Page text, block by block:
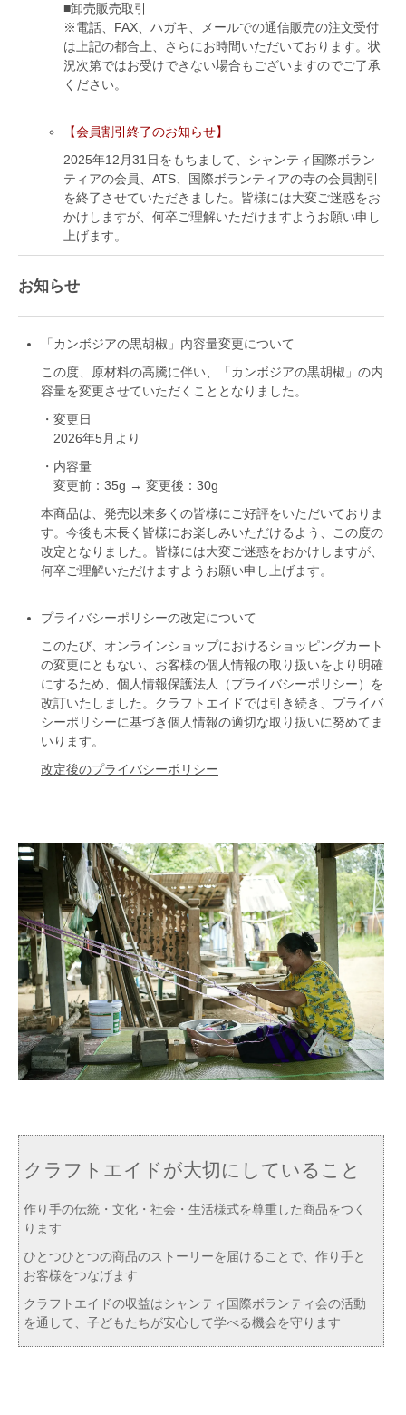
■卸売販売取引
※電話、FAX、ハガキ、メールでの通信販売の注文受付
は上記の都合上、さらにお時間いただいております。状
況次第ではお受けできない場合もございますのでご了承
ください。
【会員割引終了のお知らせ】
2025年12月31日をもちまして、シャンティ国際ボラン
ティアの会員、ATS、国際ボランティアの寺の会員割引
を終了させていただきました。皆様には大変ご迷惑をお
かけしますが、何卒ご理解いただけますようお願い申し
上げます。
お知らせ
「カンボジアの黒胡椒」内容量変更について
この度、原材料の高騰に伴い、「カンボジアの黒胡椒」の内
容量を変更させていただくこととなりました。
・変更日
2026年5月より
・内容量
変更前：35g → 変更後：30g
本商品は、発売以来多くの皆様にご好評をいただいておりま
す。今後も末長く皆様にお楽しみいただけるよう、この度の
改定となりました。皆様には大変ご迷惑をおかけしますが、
何卒ご理解いただけますようお願い申し上げます。
プライバシーポリシーの改定について
このたび、オンラインショップにおけるショッピングカート
の変更にともない、お客様の個人情報の取り扱いをより明確
にするため、個人情報保護法人（プライバシーポリシー）を
改訂いたしました。クラフトエイドでは引き続き、プライバ
シーポリシーに基づき個人情報の適切な取り扱いに努めてま
いります。
改定後のプライバシーポリシー
クラフトエイドが大切にしていること
作り手の伝統・文化・社会・生活様式を尊重した商品をつく
ります
ひとつひとつの商品のストーリーを届けることで、作り手と
お客様をつなげます
クラフトエイドの収益はシャンティ国際ボランティ会の活動
を通して、子どもたちが安心して学べる機会を守ります